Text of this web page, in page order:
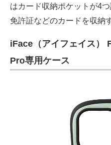
はカード収納ポケットが4
免許証などのカードを収納
iFace（アイフェイス）
Pro専用ケース